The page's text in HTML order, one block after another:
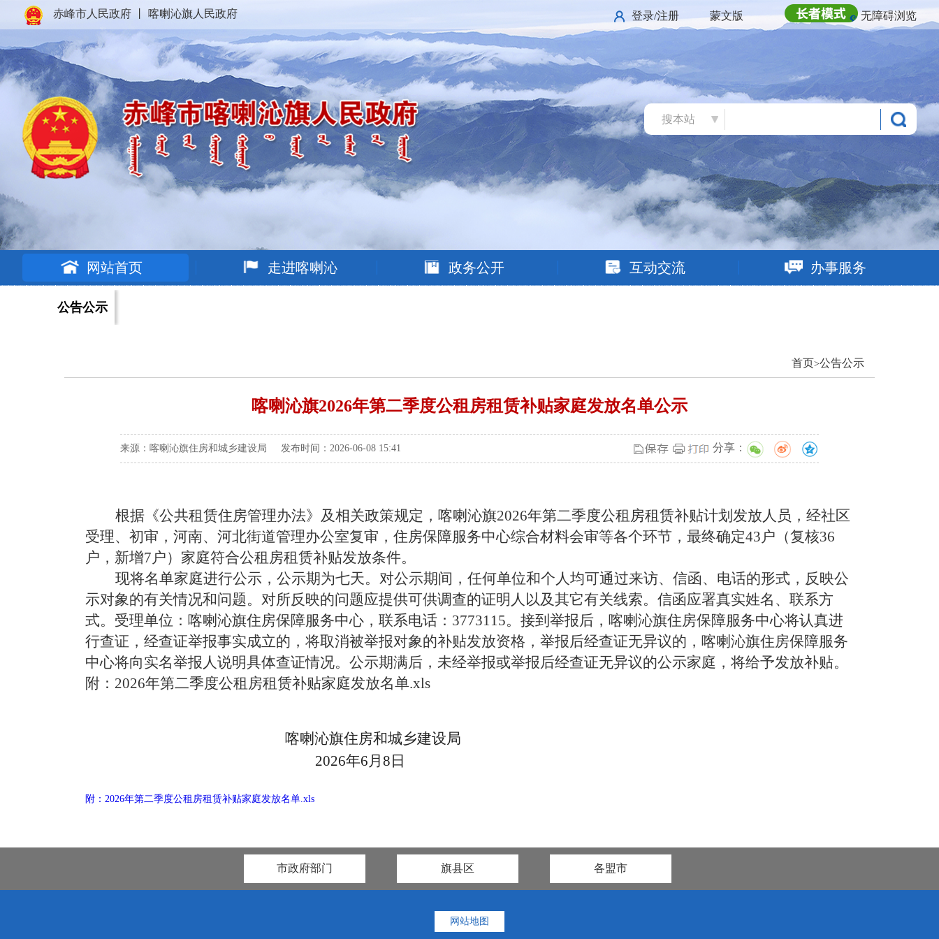
赤峰市人民政府 喀喇沁旗人民政府 登录/注册 蒙文版 无障碍浏览
搜本站
网站首页 走进喀喇沁 政务公开 互动交流 办事服务
公告公示
首页>公告公示
喀喇沁旗2026年第二季度公租房租赁补贴家庭发放名单公示
来源：喀喇沁旗住房和城乡建设局 发布时间：2026-06-08 15:41 分享：
根据《公共租赁住房管理办法》及相关政策规定，喀喇沁旗2026年第二季度公租房租赁补贴计划发放人员，经社区
受理、初审，河南、河北街道管理办公室复审，住房保障服务中心综合材料会审等各个环节，最终确定43户（复核36
户，新增7户）家庭符合公租房租赁补贴发放条件。
现将名单家庭进行公示，公示期为七天。 对公示期间，任何单位和个人均可通过来访、信函、电话的形式，反映公
示对象的有关情况和问题。对所反映的问题应提供可供调查的证明人以及其它有关线索。信函应署真实姓名、联系方
式。受理单位：喀喇沁旗住房保障服务中心，联系电话：3773115。接到举报后，喀喇沁旗住房保障服务中心将认真进
行查证，经查证举报事实成立的，将取消被举报对象的补贴发放资格，举报后经查证无异议的，喀喇沁旗住房保障服务
中心将向实名举报人说明具体查证情况。公示期满后，未经举报或举报后经查证无异议的公示家庭，将给予发放补贴。
附：2026年第二季度公租房租赁补贴家庭发放名单.xls
喀喇沁旗住房和城乡建设局
2026年6月8日
附：2026年第二季度公租房租赁补贴家庭发放名单.xls
市政府部门 旗县区 各盟市
网站地图